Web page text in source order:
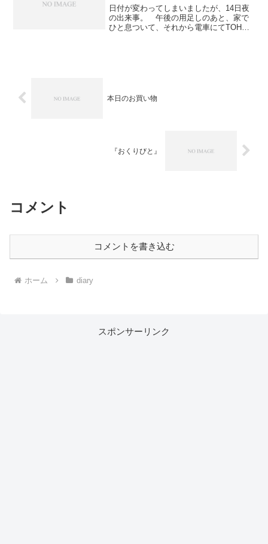
日付が変わってしまいましたが、14日夜
の出来事。 午後の用足しのあと、家で
ひと息ついて、それから電車にてTOHO
本日のお買い物
『おくりびと』
コメント
コメントを書き込む
ホーム diary
スポンサーリンク